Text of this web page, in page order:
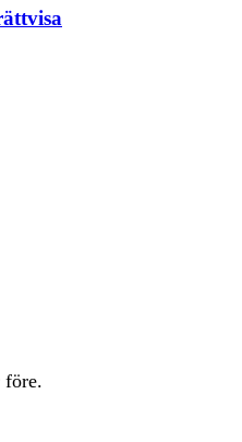
före.